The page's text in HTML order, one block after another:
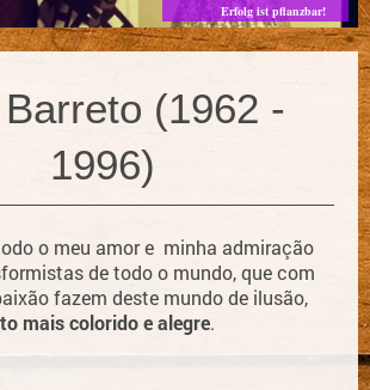
Erfolg ist pflanzbar!
(1962 -
1996)
o meu amor e minha admiração
de todo o mundo, que com
fazem deste mundo de ilusão,
mais colorido e alegre.